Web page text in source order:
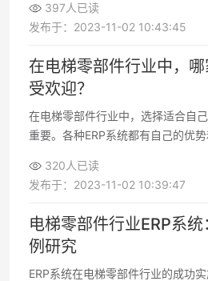
您的业务
397人已读
发布于：2023-11-02 10:43:45
在电梯零部件行业中，
受欢迎？
在电梯零部件行业中，选择适合自
重要。各种ERP系统都有自己的优
320人已读
发布于：2023-11-02 10:39:47
电梯零部件行业ERP系
例研究
ERP系统在电梯零部件行业的成功